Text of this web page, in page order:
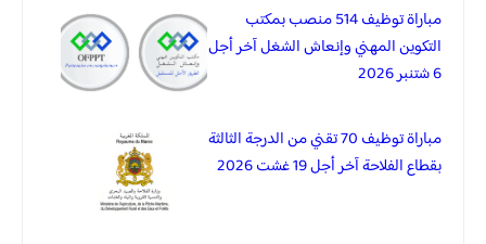
مباراة توظيف 514 منصب بمكتب
التكوين المهني وإنعاش الشغل آخر أجل
6 شتنبر 2026
مباراة توظيف 70 تقني من الدرجة الثالثة
بقطاع الفلاحة آخر أجل 19 غشت 2026